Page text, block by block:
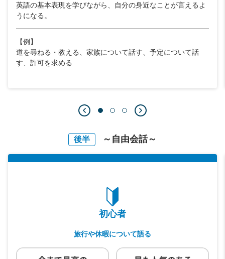
英語の基本表現を学びながら、自分の身近なことが言えるよ
うになる。
【例】
道を尋ねる・教える、家族について話す、予定について話
す、許可を求める
後半 ～自由会話～
初心者
旅行や休暇について語る